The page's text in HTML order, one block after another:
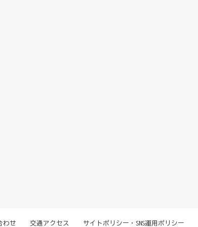
わせ 交通アクセス サイトポリシー・SNS運用ポリシー